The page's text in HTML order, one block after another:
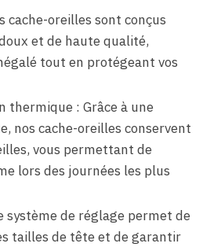
cache-oreilles sont conçus
et de haute qualité,
tout en protégeant vos
thermique : Grâce à une
nos cache-oreilles conservent
vous permettant de
lors des journées les plus
système de réglage permet de
tailles de tête et de garantir